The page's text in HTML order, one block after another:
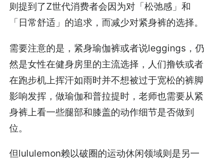
则提到了Z世代消费者会因为对「松弛感」和
「日常舒适」的追求，而减少对紧身裤的选择。
需要注意的是，紧身瑜伽裤或者说leggings，仍
然是女性在健身房里的主流选择，人们撸铁或者
在跑步机上挥汗如雨时并不想被过于宽松的裤脚
影响发挥，做瑜伽和普拉提时，老师也需要从紧
身裤上看一些腿部和膝盖的动作细节是否做到
位。
但lululemon赖以破圈的运动休闲领域则是另一